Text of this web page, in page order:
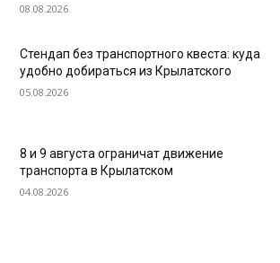
08.08.2026
Стендап без транспортного квеста: куда
удобно добираться из Крылатского
05.08.2026
8 и 9 августа ограничат движение
транспорта в Крылатском
04.08.2026